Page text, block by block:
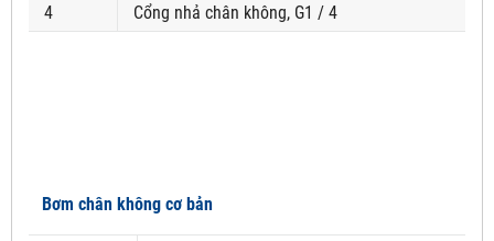
4
Cổng nhả chân không, G1 / 4
Bơm chân không cơ bản